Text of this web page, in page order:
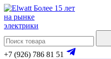
Более 15 лет
на рынке
электрики
+7 (926) 786 81 51